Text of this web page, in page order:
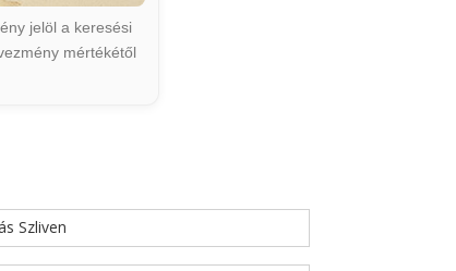
jelöl a keresési
mértékétől
Szliven